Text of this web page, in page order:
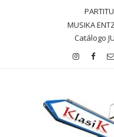
MUSIKA
Catálogo